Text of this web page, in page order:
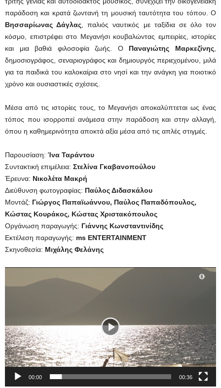
παράδοση και κρατά ζωντανή τη μουσική ταυτότητα του τόπου. Ο
Βησσαρίωνας Δάγλας, παλιός ναυτικός με ταξίδια σε όλο τον
κόσμο, επιστρέφει στο Μεγανήσι κουβαλώντας εμπειρίες, ιστορίες
και μια βαθιά φιλοσοφία ζωής. Ο Παναγιώτης Μαρκεζίνης,
δημοσιογράφος, σεναριογράφος και δημιουργός περιεχομένου, μιλά
για τα παιδικά του καλοκαίρια στο νησί και την ανάγκη για ποιοτικό
χρόνο και ουσιαστικές σχέσεις.
Μέσα από τις ιστορίες τους, το Μεγανήσι αποκαλύπτεται ως ένας
τόπος που ισορροπεί ανάμεσα στην παράδοση και στην αλλαγή,
όπου η καθημερινότητα αποκτά αξία μέσα από τις απλές στιγμές.
Παρουσίαση: Ίνα Ταράντου
Συντακτική επιμέλεια: Στελίνα Γκαβανοπούλου
Έρευνα: Νικολέτα Μακρή
Διεύθυνση φωτογραφίας: Παύλος Διδασκάλου
Μοντάζ: Γιώργος Παπαϊωάννου, Παύλος Παπαδόπουλος,
Κώστας Κουράκος, Κώστας Χριστακόπουλος
Οργάνωση παραγωγής: Γιάννης Κωνσταντινίδης
Εκτέλεση παραγωγής: ms ENTERTAINMENT
Σκηνοθεσία: Μιχάλης Φελάνης
Αναπαραγωγής
00:00 00:36